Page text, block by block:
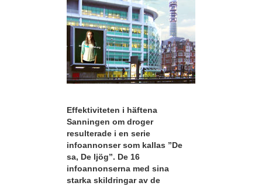
Effektiviteten i häftena
Sanningen om droger
resulterade i en serie
infoannonser som kallas ”De
sa, De ljög”. De 16
infoannonserna med sina
starka skildringar av de